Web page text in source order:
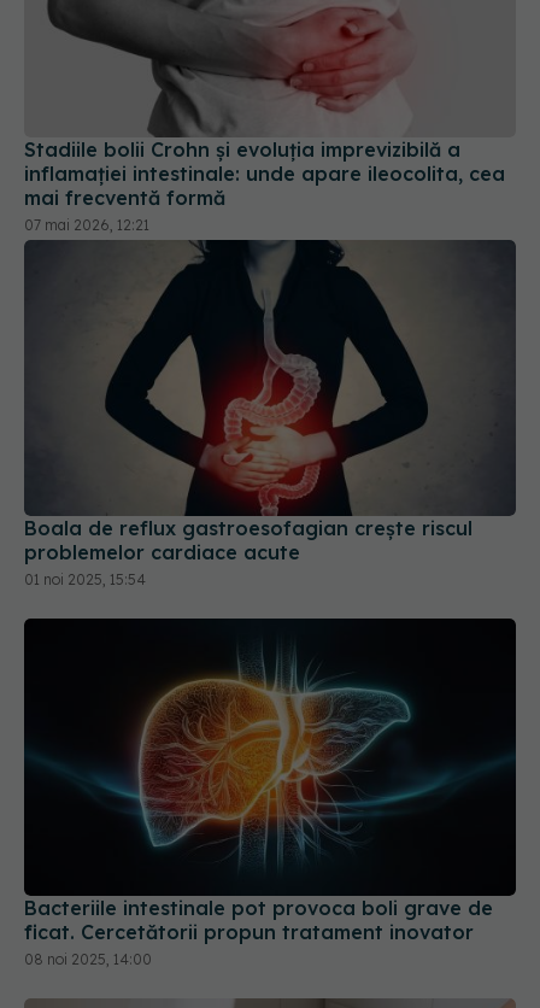
Stadiile bolii Crohn și evoluția imprevizibilă a
inflamației intestinale: unde apare ileocolita, cea
mai frecventă formă
07 mai 2026, 12:21
Boala de reflux gastroesofagian crește riscul
problemelor cardiace acute
01 noi 2025, 15:54
Bacteriile intestinale pot provoca boli grave de
ficat. Cercetătorii propun tratament inovator
08 noi 2025, 14:00